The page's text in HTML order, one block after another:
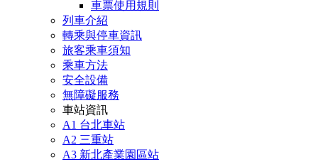
車票使用規則
列車介紹
轉乘與停車資訊
旅客乘車須知
乘車方法
安全設備
無障礙服務
車站資訊
A1 台北車站
A2 三重站
A3 新北產業園區站